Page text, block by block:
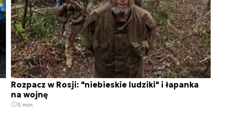
Rozpacz w Rosji: "niebieskie ludziki" i łapanka
na wojnę
3 min.